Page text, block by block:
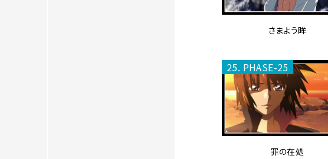
さまよう眸
25. PHASE-25
罪の在処